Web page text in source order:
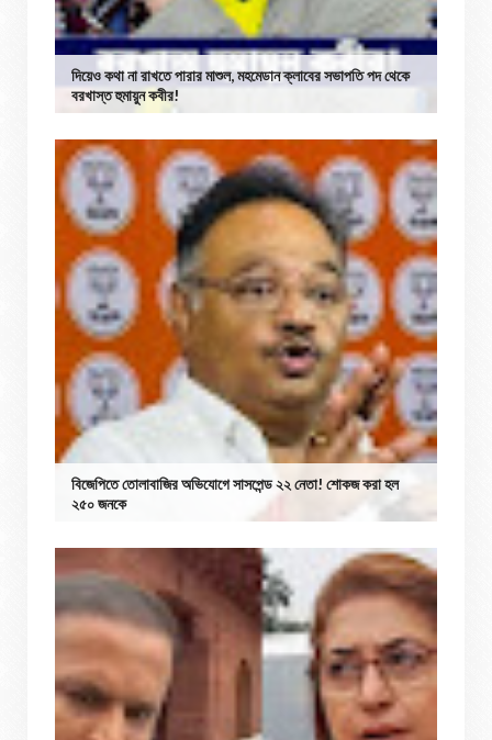
দিয়েও কথা না রাখতে পারার মাশুল, মহমেডান ক্লাবের সভাপতি পদ থেকে
বরখাস্ত হুমায়ুন কবীর!
বিজেপিতে তোলাবাজির অভিযোগে সাসপেন্ড ২২ নেতা! শোকজ করা হল
২৫০ জনকে